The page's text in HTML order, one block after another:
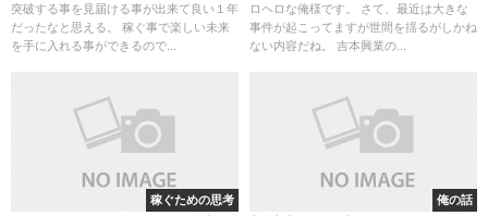
突破する事を見届ける事が出来て良い１年
だったなと思える。 稼ぐ事で楽しい未来
を手に入れる事ができるので...
事
ロヘロな俺様です。 さて、最近は大きな
事件が起こってますが世間を揺るがしかね
ない内容だね。 吉本興業の...
稼ぐための思考 俺の話